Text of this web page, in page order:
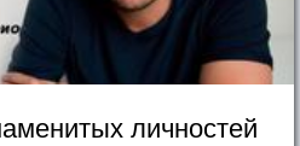
личностей